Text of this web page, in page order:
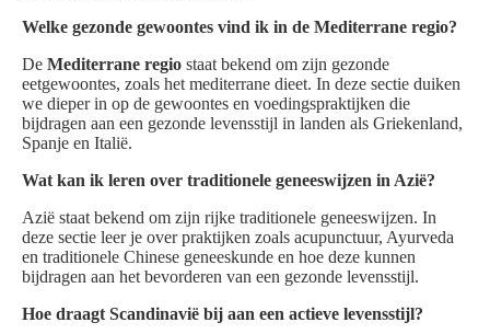
Welke gezonde gewoontes vind ik in de Mediterrane regio?
De Mediterrane regio staat bekend om zijn gezonde
eetgewoontes, zoals het mediterrane dieet. In deze sectie duiken
we dieper in op de gewoontes en voedingspraktijken die
bijdragen aan een gezonde levensstijl in landen als Griekenland,
Spanje en Italië.
Wat kan ik leren over traditionele geneeswijzen in Azië?
Azië staat bekend om zijn rijke traditionele geneeswijzen. In
deze sectie leer je over praktijken zoals acupunctuur, Ayurveda
en traditionele Chinese geneeskunde en hoe deze kunnen
bijdragen aan het bevorderen van een gezonde levensstijl.
Hoe draagt Scandinavië bij aan een actieve levensstijl?